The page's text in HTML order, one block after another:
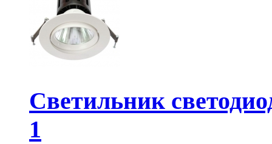
Светильник
1